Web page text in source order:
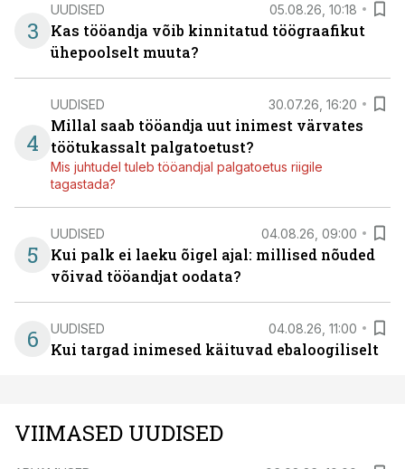
3
UUDISED 05.08.26, 10:18
Kas tööandja võib kinnitatud töögraafikut
ühepoolselt muuta?
4
UUDISED 30.07.26, 16:20
Millal saab tööandja uut inimest värvates
töötukassalt palgatoetust?
Mis juhtudel tuleb tööandjal palgatoetus riigile
tagastada?
5
UUDISED 04.08.26, 09:00
Kui palk ei laeku õigel ajal: millised nõuded
võivad tööandjat oodata?
6 UUDISED 04.08.26, 11:00
Kui targad inimesed käituvad ebaloogiliselt
VIIMASED UUDISED